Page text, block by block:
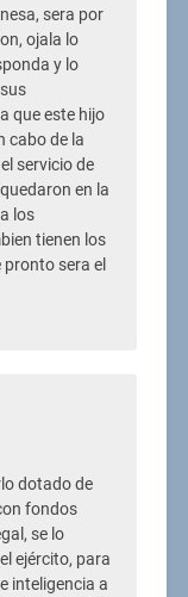
sera por
ojala lo
y lo
que este hijo
cabo de la
servicio de
en la
los
tienen los
sera el
dotado de
fondos
se lo
ejército, para
inteligencia a